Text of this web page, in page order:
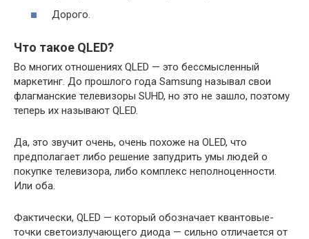
Дорого.
Что такое QLED?
Во многих отношениях QLED — это бессмысленный
маркетинг. До прошлого года Samsung называл свои
флагманские телевизоры SUHD, но это не зашло, поэтому
теперь их называют QLED.
Да, это звучит очень, очень похоже на OLED, что
предполагает либо решение запудрить умы людей о
покупке телевизора, либо комплекс неполноценности.
Или оба.
Фактически, QLED — который обозначает квантовые-
точки светоизлучающего диода — сильно отличается от